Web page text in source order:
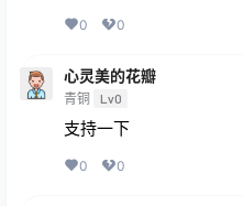
0 0
心灵美的花瓣
青铜 Lv0
支持一下
0 0